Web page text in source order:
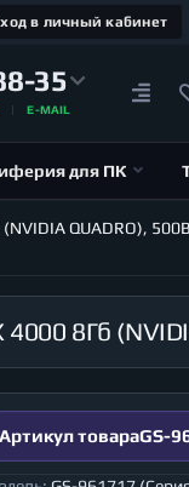
в личный кабинет
35
E-MAIL
для ПК
QUADRO),
Артикул товараGS-